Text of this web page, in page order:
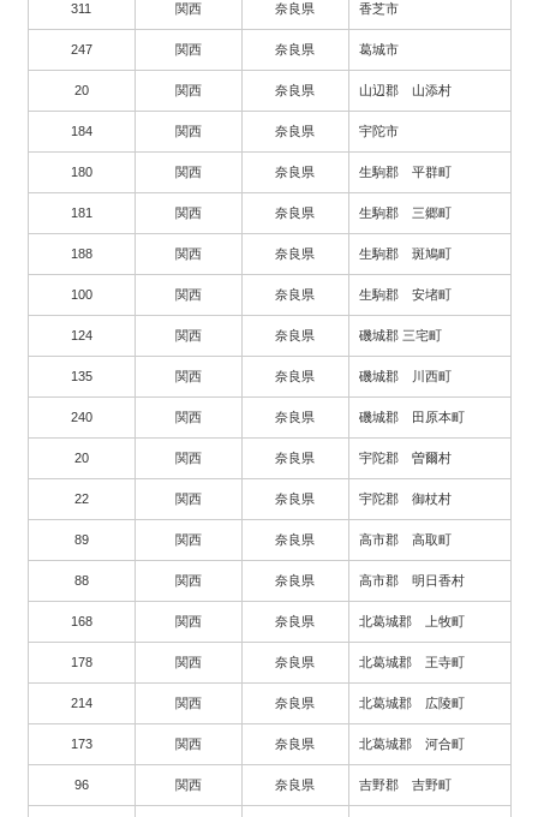
311 関西 奈良県 香芝市
247 関西 奈良県 葛城市
20 関西 奈良県 山辺郡 山添村
184 関西 奈良県 宇陀市
180 関西 奈良県 生駒郡 平群町
181 関西 奈良県 生駒郡 三郷町
188 関西 奈良県 生駒郡 斑鳩町
100 関西 奈良県 生駒郡 安堵町
124 関西 奈良県 磯城郡 三宅町
135 関西 奈良県 磯城郡 川西町
240 関西 奈良県 磯城郡 田原本町
20 関西 奈良県 宇陀郡 曽爾村
22 関西 奈良県 宇陀郡 御杖村
89 関西 奈良県 高市郡 高取町
88 関西 奈良県 高市郡 明日香村
168 関西 奈良県 北葛城郡 上牧町
178 関西 奈良県 北葛城郡 王寺町
214 関西 奈良県 北葛城郡 広陵町
173 関西 奈良県 北葛城郡 河合町
96 関西 奈良県 吉野郡 吉野町